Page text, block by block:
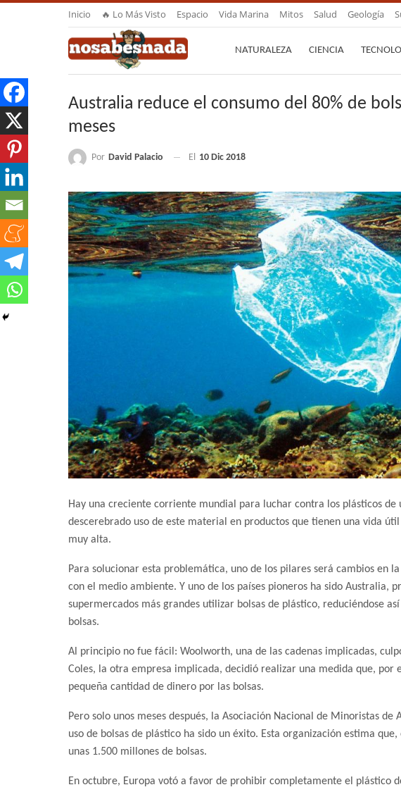
Inicio 🔥 Lo Más Visto Espacio Vida Marina Mitos Salud Geología
NATURALEZA CIENCIA
Australia reduce el consumo del 80% de
meses
Por David Palacio El 10 Dic 2018
Hay una creciente corriente mundial para luchar contra los plásticos de
descerebrado uso de este material en productos que tienen una vida
muy alta.
Para solucionar esta problemática, uno de los pilares será cambios en
con el medio ambiente. Y uno de los países pioneros ha sido Australia,
supermercados más grandes utilizar bolsas de plástico, reduciéndose
bolsas.
Al principio no fue fácil: Woolworth, una de las cadenas implicadas,
Coles, la otra empresa implicada, decidió realizar una medida que, por
pequeña cantidad de dinero por las bolsas.
Pero solo unos meses después, la Asociación Nacional de Minoristas
uso de bolsas de plástico ha sido un éxito. Esta organización estima
unas 1.500 millones de bolsas.
En octubre, Europa votó a favor de prohibir completamente el plástico